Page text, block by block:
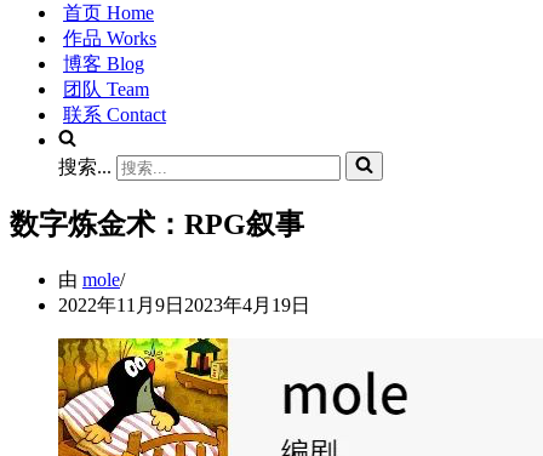
首页 Home
作品 Works
博客 Blog
团队 Team
联系 Contact
搜索...
数字炼金术：RPG叙事
由 mole
2022年11月9日 2023年4月19日